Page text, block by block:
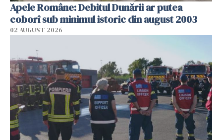
Apele Române: Debitul Dunării ar putea
coborî sub minimul istoric din august 2003
02 AUGUST 2026